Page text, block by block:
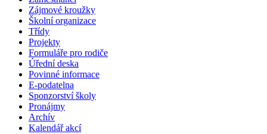
Zájmové kroužky
Školní organizace
Třídy
Projekty
Formuláře pro rodiče
Úřední deska
Povinné informace
E-podatelna
Sponzorství školy
Pronájmy
Archív
Kalendář akcí